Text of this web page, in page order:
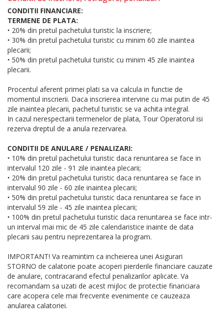
CONDITII FINANCIARE:
TERMENE DE PLATA:
• 20% din pretul pachetului turistic la inscriere;
• 30% din pretul pachetului turistic cu minim 60 zile inaintea
plecarii;
• 50% din pretul pachetului turistic cu minim 45 zile inaintea
plecarii.
Procentul aferent primei plati sa va calcula in functie de
momentul inscrierii. Daca inscrierea intervine cu mai putin de 45
zile inaintea plecarii, pachetul turistic se va achita integral.
In cazul nerespectarii termenelor de plata, Tour Operatorul isi
rezerva dreptul de a anula rezervarea.
CONDITII DE ANULARE / PENALIZARI:
• 10% din pretul pachetului turistic daca renuntarea se face in
intervalul 120 zile - 91 zile inaintea plecarii;
• 20% din pretul pachetului turistic daca renuntarea se face in
intervalul 90 zile - 60 zile inaintea plecarii;
• 50% din pretul pachetului turistic daca renuntarea se face in
intervalul 59 zile - 45 zile inaintea plecarii;
• 100% din pretul pachetului turistic daca renuntarea se face intr-
un interval mai mic de 45 zile calendaristice inainte de data
plecarii sau pentru neprezentarea la program.
IMPORTANT! Va reamintim ca incheierea unei Asigurari
STORNO de calatorie poate acoperi pierderile financiare cauzate
de anulare, contracarand efectul penalizarilor aplicate. Va
recomandam sa uzati de acest mijloc de protectie financiara
care acopera cele mai frecvente evenimente ce cauzeaza
anularea calatoriei.